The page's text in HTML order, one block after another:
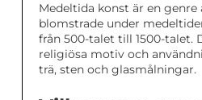
Medeltida konst är en genre
blomstrade under
från 500-talet till 1500-talet.
religiösa motiv och
trä, sten och glasmålningar.